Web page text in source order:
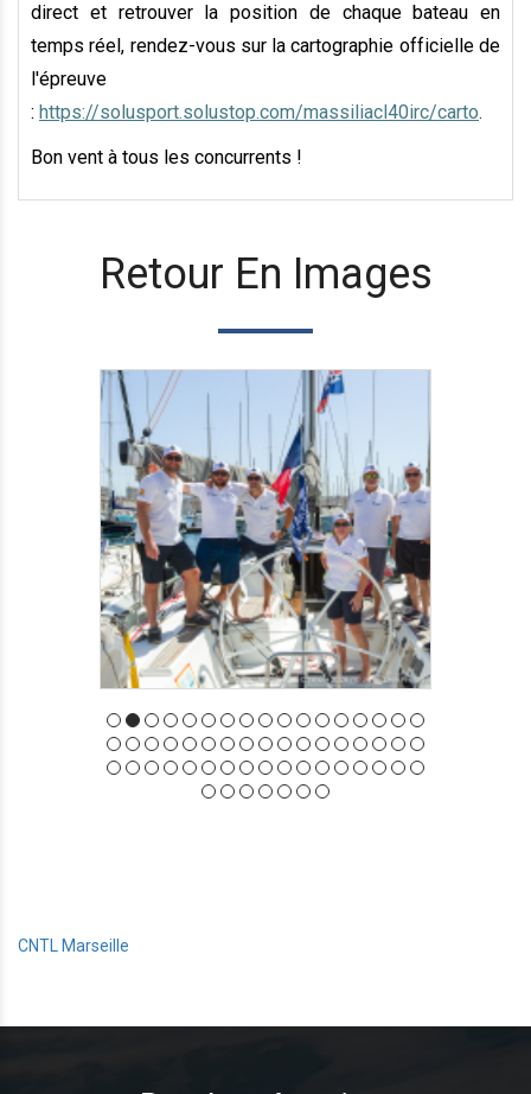
direct et retrouver la position de chaque bateau en
temps réel, rendez-vous sur la cartographie officielle de
l'épreuve
: https://solusport.solustop.com/massiliacl40irc/carto.
Bon vent à tous les concurrents !
Retour En Images
CNTL Marseille